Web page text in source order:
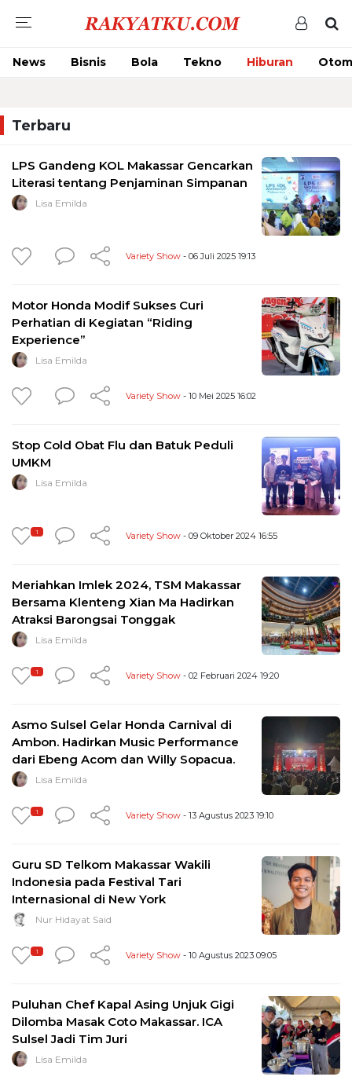
News Bisnis Bola Tekno Hiburan
Terbaru
LPS Gandeng KOL Makassar Gencarkan
Literasi tentang Penjaminan Simpanan
Lisa Emilda
Variety Show - 06 Juli 2025 19:13
Motor Honda Modif Sukses Curi
Perhatian di Kegiatan “Riding
Experience”
Lisa Emilda
Variety Show - 10 Mei 2025 16:02
Stop Cold Obat Flu dan Batuk Peduli
UMKM
Lisa Emilda
1 Variety Show - 09 Oktober 2024 16:55
Meriahkan Imlek 2024, TSM Makassar
Bersama Klenteng Xian Ma Hadirkan
Atraksi Barongsai Tonggak
Lisa Emilda
1 Variety Show - 02 Februari 2024 19:20
Asmo Sulsel Gelar Honda Carnival di
Ambon. Hadirkan Music Performance
dari Ebeng Acom dan Willy Sopacua.
Lisa Emilda
1 Variety Show - 13 Agustus 2023 19:10
Guru SD Telkom Makassar Wakili
Indonesia pada Festival Tari
Internasional di New York
Nur Hidayat Said
1 Variety Show - 10 Agustus 2023 09:05
Puluhan Chef Kapal Asing Unjuk Gigi
Dilomba Masak Coto Makassar. ICA
Sulsel Jadi Tim Juri
Lisa Emilda